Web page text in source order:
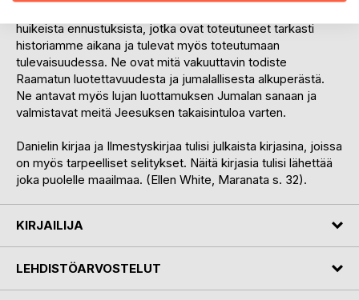
huikeista ennustuksista, jotka ovat toteutuneet tarkasti
historiamme aikana ja tulevat myös toteutumaan
tulevaisuudessa. Ne ovat mitä vakuuttavin todiste
Raamatun luotettavuudesta ja jumalallisesta alkuperästä.
Ne antavat myös lujan luottamuksen Jumalan sanaan ja
valmistavat meitä Jeesuksen takaisintuloa varten.
Danielin kirjaa ja Ilmestyskirjaa tulisi julkaista kirjasina, joissa
on myös tarpeelliset selitykset. Näitä kirjasia tulisi lähettää
joka puolelle maailmaa. (Ellen White, Maranata s. 32).
KIRJAILIJA
LEHDISTÖARVOSTELUT